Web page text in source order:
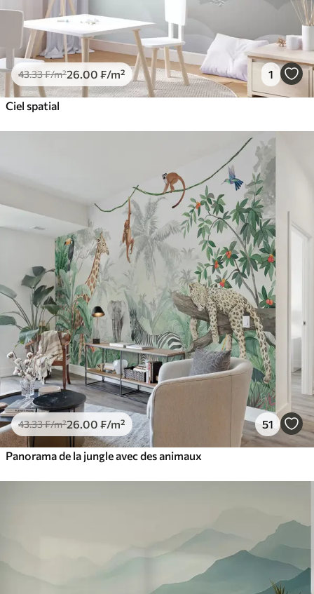
43.33₣/m²26.00 ₣/m² 1
Ciel spatial
43.33₣/m²26.00 ₣/m² 51
Panorama de la jungle avec des animaux